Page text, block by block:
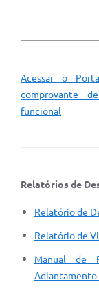
Acessar o
comprovante
funcional
Relatórios de
Relatório de
Relatório de
Manual de
Adiantamento